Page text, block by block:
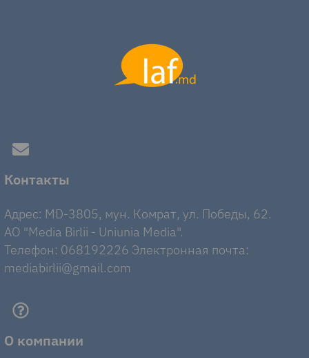
Контакты
Адрес: MD-3805, мун. Комрат, ул. Победы, 62.
AO "Media Birlii - Uniunia Media".
Телефон: 068192226 Электронная почта:
mediabirlii@gmail.com
О компании